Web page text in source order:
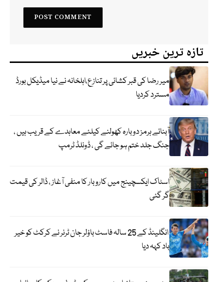
تازہ ترین خبریں
میر رضا کی قبر کشائی پر تنازع،اہلخانہ نے نیا میڈیکل بورڈ
مسترد کردیا
آبنائے ہرمز دوبارہ کھولنے کیلئے معاہدے کے قریب ہیں ،
جنگ جلد ختم ہو جائے گی ، ڈونلڈ ٹرمپ
اسٹاک ایکسچینج میں کاروبار کا منفی آغاز ، ڈالر کی قیمت
گر گئی
انگلینڈ کے 25 سالہ فاسٹ باؤلر جان ٹرنر نے کرکٹ کو خیر
باد کہہ دیا